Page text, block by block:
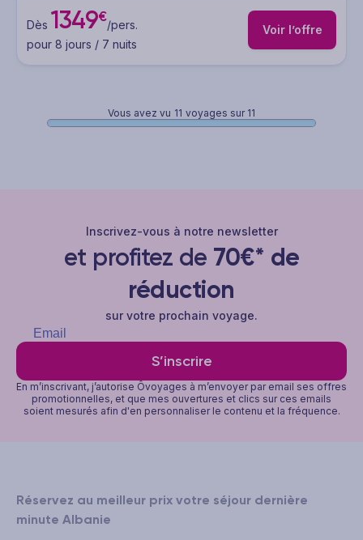
Dès 1349€/pers.
pour 8 jours / 7 nuits
Voir l’offre
Vous avez vu 11 voyages sur 11
Inscrivez-vous à notre newsletter
et profitez de 70€* de
réduction
sur votre prochain voyage.
S’inscrire
En m’inscrivant, j’autorise Ôvoyages à m’envoyer par email ses offres
promotionnelles, et que mes ouvertures et clics sur ces emails
soient mesurés afin d'en personnaliser le contenu et la fréquence.
Réservez au meilleur prix votre séjour dernière
minute Albanie